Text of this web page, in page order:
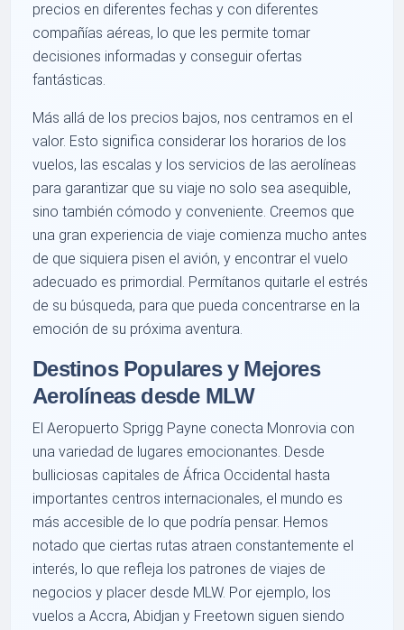
precios en diferentes fechas y con diferentes
compañías aéreas, lo que les permite tomar
decisiones informadas y conseguir ofertas
fantásticas.
Más allá de los precios bajos, nos centramos en el
valor. Esto significa considerar los horarios de los
vuelos, las escalas y los servicios de las aerolíneas
para garantizar que su viaje no solo sea asequible,
sino también cómodo y conveniente. Creemos que
una gran experiencia de viaje comienza mucho antes
de que siquiera pisen el avión, y encontrar el vuelo
adecuado es primordial. Permítanos quitarle el estrés
de su búsqueda, para que pueda concentrarse en la
emoción de su próxima aventura.
Destinos Populares y Mejores
Aerolíneas desde MLW
El Aeropuerto Sprigg Payne conecta Monrovia con
una variedad de lugares emocionantes. Desde
bulliciosas capitales de África Occidental hasta
importantes centros internacionales, el mundo es
más accesible de lo que podría pensar. Hemos
notado que ciertas rutas atraen constantemente el
interés, lo que refleja los patrones de viajes de
negocios y placer desde MLW. Por ejemplo, los
vuelos a Accra, Abidjan y Freetown siguen siendo